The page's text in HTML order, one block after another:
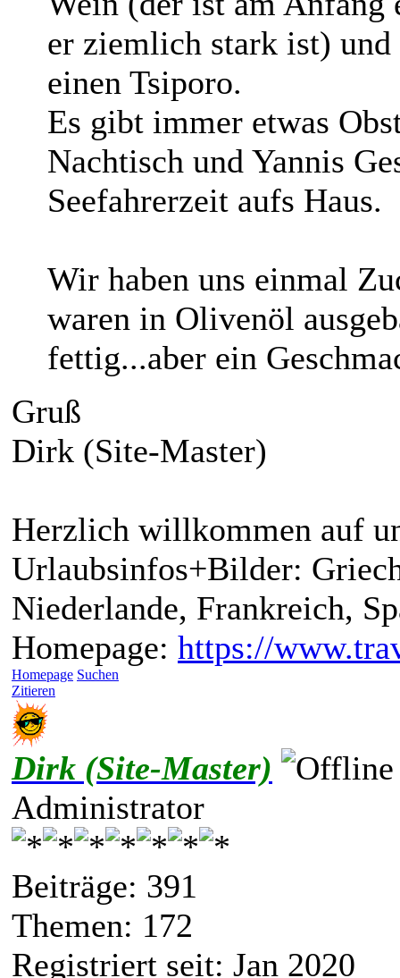
er ziemlich stark ist)
einen Tsiporo.
Es gibt immer etwas
Nachtisch und Yannis
Seefahrerzeit aufs Haus.
Wir haben uns einmal
waren in Olivenöl
fettig...aber ein
Gruß
Dirk (Site-Master)
Herzlich willkommen auf
Urlaubsinfos+Bilder:
Niederlande, Frankreich,
Homepage: https://
Homepage Suchen
Zitieren
Dirk (Site-Master)
Administrator
Beiträge: 391
Themen: 172
Registriert seit: Jan 2020